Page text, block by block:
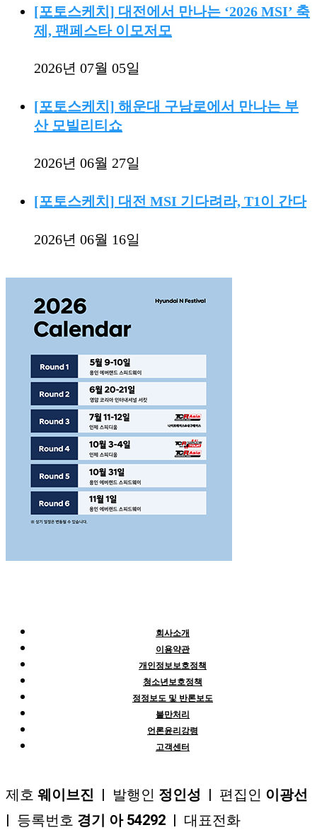
[포토스케치] 대전에서 만나는 ‘2026 MSI’ 축
제, 팬페스타 이모저모
2026년 07월 05일
[포토스케치] 해운대 구남로에서 만나는 부
산 모빌리티쇼
2026년 06월 27일
[포토스케치] 대전 MSI 기다려라, T1이 간다
2026년 06월 16일
회사소개
이용약관
개인정보보호정책
청소년보호정책
정정보도 및 반론보도
불만처리
언론윤리강령
고객센터
제호 웨이브진 | 발행인 정인성 | 편집인 이광선
| 등록번호 경기 아 54292 | 대표전화